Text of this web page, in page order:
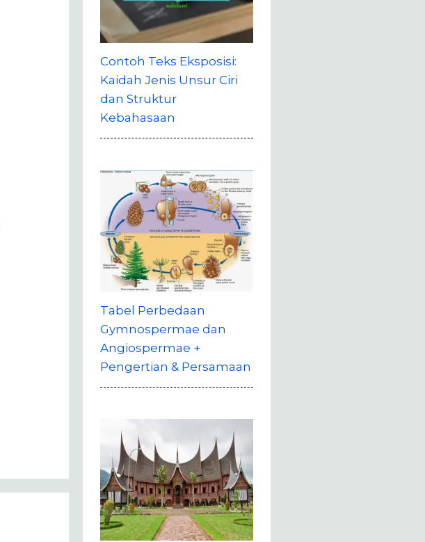
Contoh Teks Eksposisi:
Kaidah Jenis Unsur Ciri
dan Struktur
Kebahasaan
Tabel Perbedaan
Gymnospermae dan
Angiospermae +
Pengertian & Persamaan